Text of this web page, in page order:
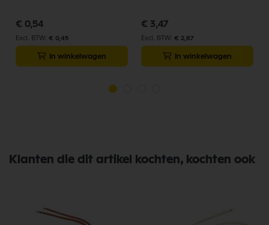
€ 0,54
€ 0,45
In winkelwagen
€ 3,47
€ 2,87
In winkelwagen
Klanten die dit artikel kochten, kochten ook